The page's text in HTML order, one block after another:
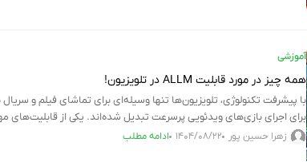
آموزشی
همه چیز در مورد قابلیت ALLM در تلویزیون!
با پیشرفت تکنولوژی، تلویزیون‌ها تنها وسیله‌ای برای تماشای فیلم و سریال
برای اجرای بازی‌های ویدئویی پرسرعت تبدیل شده‌اند. یکی از قابلیت‌های
زهرا حسین پور ۱۴۰۴/۰۸/۲۲ ادامه مطلب